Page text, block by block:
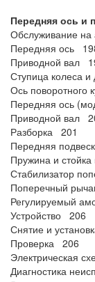
Передняя ось и
Обслуживание
Передняя ось
Приводной вал
Ступица колеса
Ось поворотного
Передняя ось
Приводной вал
Разборка 201
Передняя
Пружина и
Стабилизатор
Поперечный
Регулируемый
Устройство 206
Снятие и
Проверка 206
Электрическая
Диагностика